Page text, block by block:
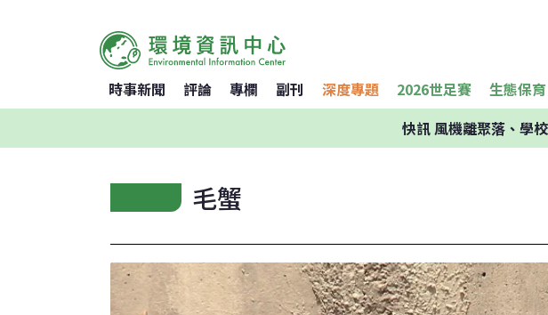
時事新聞 評論 專欄 副刊 深度專題 2026世足賽 生態保育
快訊風機離聚落、學
毛蟹